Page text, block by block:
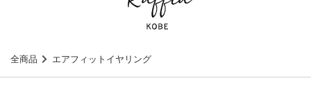
全商品 エアフィットイヤリング